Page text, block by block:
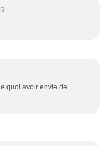
quoi avoir envie de